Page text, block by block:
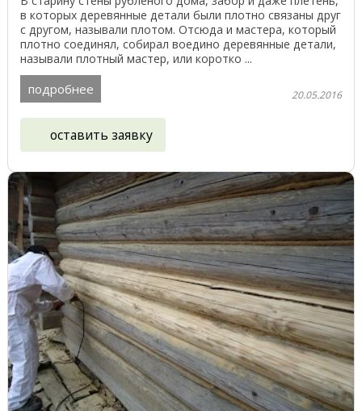
в которых деревянные детали были плотно связаны друг
с другом, называли плотом. Отсюда и мастера, который
плотно соединял, собирал воедино деревянные детали,
называли плотный мастер, или коротко ...
подробнее 20.05.2016
оставить заявку